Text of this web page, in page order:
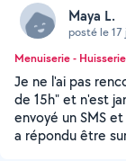
Maya L.
posté le
Menuiserie -
Je ne l'ai pas
de 15h" et n'est
envoyé un SMS
a répondu être